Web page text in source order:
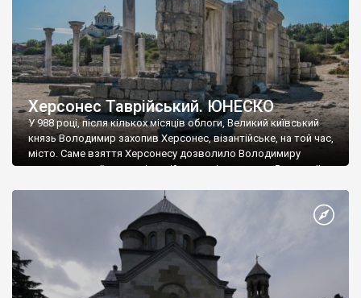
Херсонес Таврійський. ЮНЕСКО
У 988 році, після кількох місяців облоги, Великий київський
князь Володимир захопив Херсонес, візантійське, на той час,
місто. Саме взяття Херсонесу дозволило Володимиру
диктувати свої умови візантійському імператору Василю ІІ, та
Херсонесі Володимир-язичник, став Василем-християнином.
А потім було Хрещення Русі. На честь Херсонесу Таврійського